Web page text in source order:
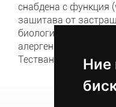
Ние
Ние
снабдена с функция
защитава от
биологични
алергени).
Тестван модел в